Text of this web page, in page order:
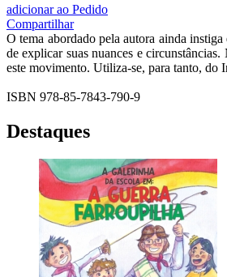
adicionar ao Pedido
Compartilhar
O tema abordado pela autora ainda
de explicar suas nuances e
este movimento. Utiliza-se, para tanto, do
ISBN 978-85-7843-790-9
Destaques